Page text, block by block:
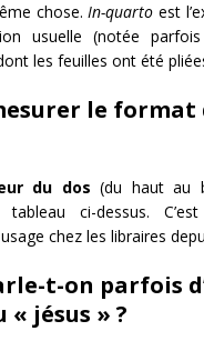
chose.In-quarto est
usuelle (notée
les feuilles ont été
le format
du dos (du haut au
tableau ci-dessus.
chez les libraires
t-on parfois
jésus » ?